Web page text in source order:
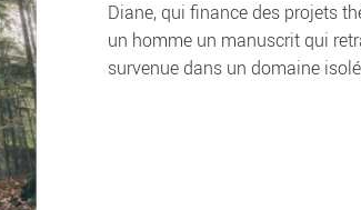
Diane, qui finance des projets
un homme un manuscrit qui
survenue dans un domaine isolé…